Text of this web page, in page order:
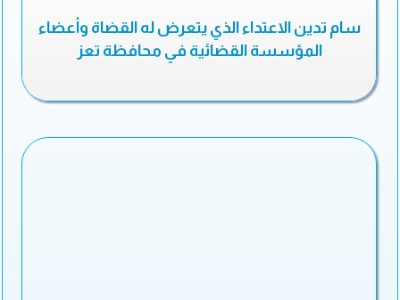
سام تدين الاعتداء الذي يتعرض له القضاة وأعضاء
المؤسسة القضائية في محافظة تعز